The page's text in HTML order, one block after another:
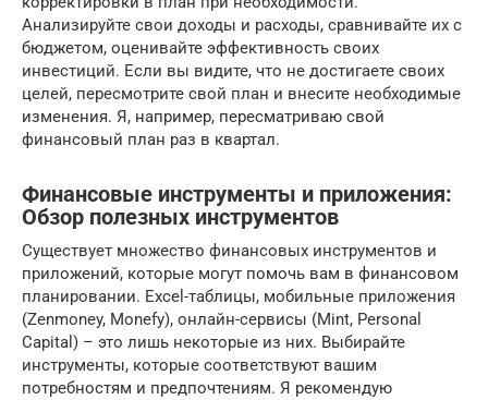
Анализируйте свои доходы и расходы, сравнивайте их с
бюджетом, оценивайте эффективность своих
инвестиций. Если вы видите, что не достигаете своих
целей, пересмотрите свой план и внесите необходимые
изменения. Я, например, пересматриваю свой
финансовый план раз в квартал.
Финансовые инструменты и приложения:
Обзор полезных инструментов
Существует множество финансовых инструментов и
приложений, которые могут помочь вам в финансовом
планировании. Excel-таблицы, мобильные приложения
(Zenmoney, Monefy), онлайн-сервисы (Mint, Personal
Capital) – это лишь некоторые из них. Выбирайте
инструменты, которые соответствуют вашим
потребностям и предпочтениям. Я рекомендую